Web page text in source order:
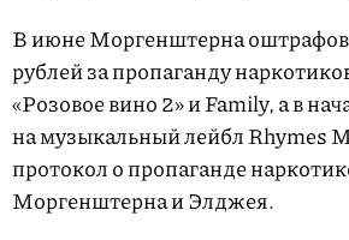
В июне Моргенштерна
рублей за пропаганду
«Розовое вино 2» и Family, а в
на музыкальный лейбл Rhymes
протокол о пропаганде
Моргенштерна и Элджея.